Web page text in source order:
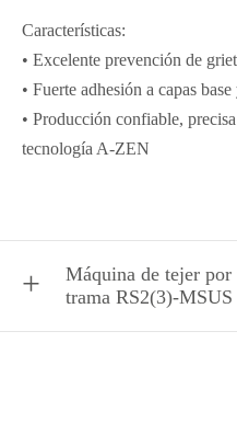
Características:
• Excelente prevención de
• Fuerte adhesión a capas
• Producción confiable,
tecnología A-ZEN
Máquina de tejer
trama RS2(3)-MSUS